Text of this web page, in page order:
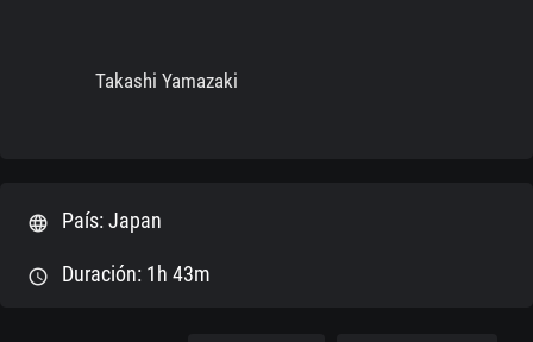
Takashi Yamazaki
language País: Japan
schedule Duración: 1h 43m